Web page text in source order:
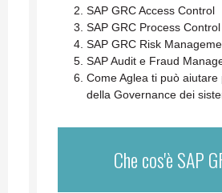
SAP GRC Access Control
SAP GRC Process Control
SAP GRC Risk
SAP Audit e Fraud
Come Aglea ti può
della Governance dei
Che cos'è SAP